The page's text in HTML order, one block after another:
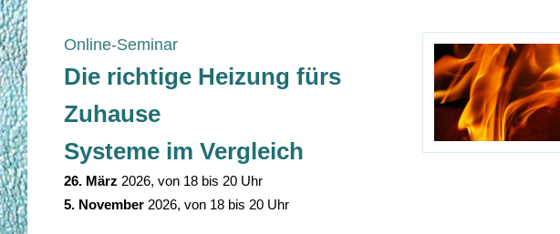
Online-Seminar
Die richtige Heizung fürs
Zuhause
Systeme im Vergleich
26. März 2026, von 18 bis 20 Uhr
5. November 2026, von 18 bis 20 Uhr